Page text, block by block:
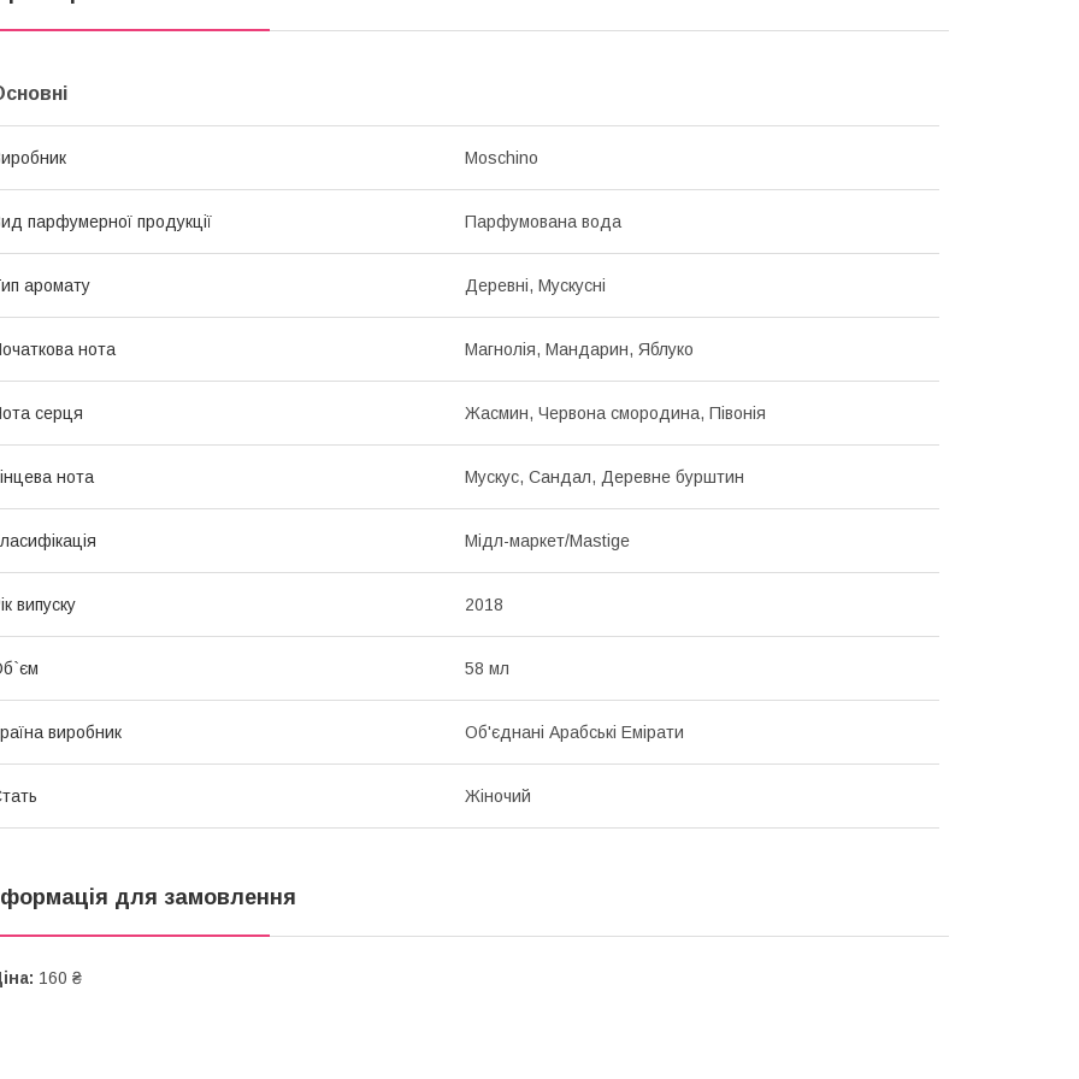
Moschino
парфумерної продукції Парфумована вода
аромату Деревні, Мускусні
нота Магнолія, Мандарин, Яблуко
серця Жасмин, Червона смородина, Півонія
нота Мускус, Сандал, Деревне бурштин
Мідл-маркет/Mastige
випуску 2018
58 мл
виробник Об'єднані Арабські Емірати
Жіночий
для замовлення
160 ₴